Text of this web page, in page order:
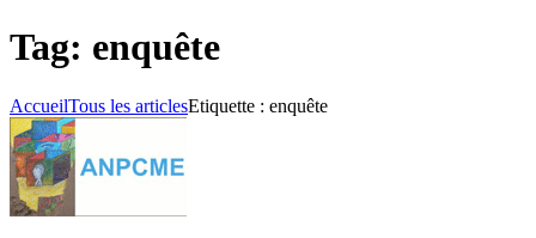
Tag: enquête
AccueilTous les articlesEtiquette : enquête